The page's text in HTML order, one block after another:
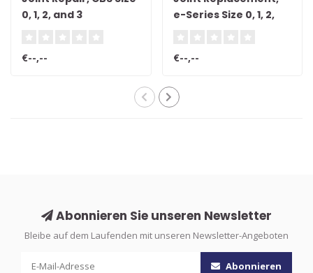
0, 1, 2, and 3
€--,--
e-Series Size 0, 1, 2,
€--,--
Abonnieren Sie unseren Newsletter
Bleibe auf dem Laufenden mit unseren Newsletter-Angeboten
Abonnieren